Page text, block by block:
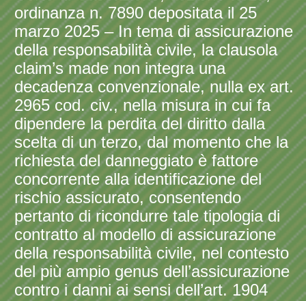
ordinanza n. 7890 depositata il 25
marzo 2025 – In tema di assicurazione
della responsabilità civile, la clausola
claim’s made non integra una
decadenza convenzionale, nulla ex art.
2965 cod. civ., nella misura in cui fa
dipendere la perdita del diritto dalla
scelta di un terzo, dal momento che la
richiesta del danneggiato è fattore
concorrente alla identificazione del
rischio assicurato, consentendo
pertanto di ricondurre tale tipologia di
contratto al modello di assicurazione
della responsabilità civile, nel contesto
del più ampio genus dell’assicurazione
contro i danni ai sensi dell’art. 1904